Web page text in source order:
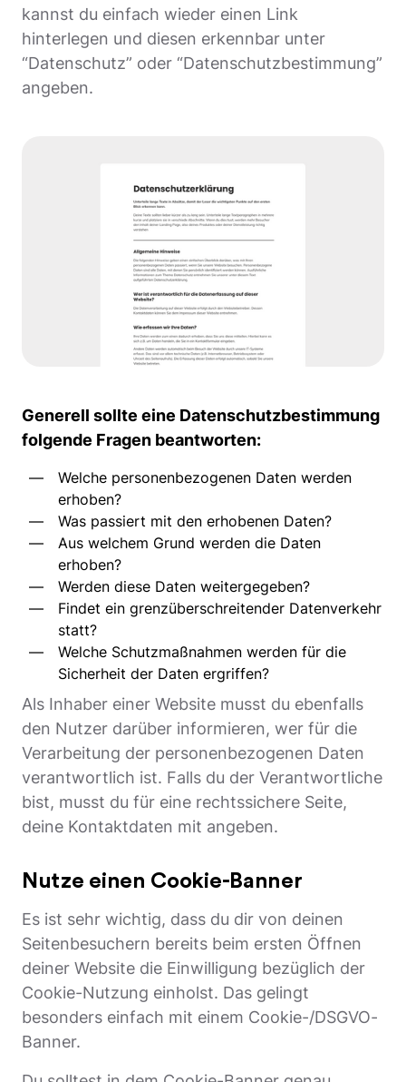
kannst du einfach wieder einen Link
hinterlegen und diesen erkennbar unter
“Datenschutz” oder “Datenschutzbestimmung”
angeben.
Generell sollte eine Datenschutzbestimmung
folgende Fragen beantworten:
Welche personenbezogenen Daten werden
erhoben?
Was passiert mit den erhobenen Daten?
Aus welchem Grund werden die Daten
erhoben?
Werden diese Daten weitergegeben?
Findet ein grenzüberschreitender Datenverkehr
statt?
Welche Schutzmaßnahmen werden für die
Sicherheit der Daten ergriffen?
Als Inhaber einer Website musst du ebenfalls
den Nutzer darüber informieren, wer für die
Verarbeitung der personenbezogenen Daten
verantwortlich ist. Falls du der Verantwortliche
bist, musst du für eine rechtssichere Seite,
deine Kontaktdaten mit angeben.
Nutze einen Cookie-Banner
Es ist sehr wichtig, dass du dir von deinen
Seitenbesuchern bereits beim ersten Öffnen
deiner Website die Einwilligung bezüglich der
Cookie-Nutzung einholst. Das gelingt
besonders einfach mit einem Cookie-/DSGVO-
Banner.